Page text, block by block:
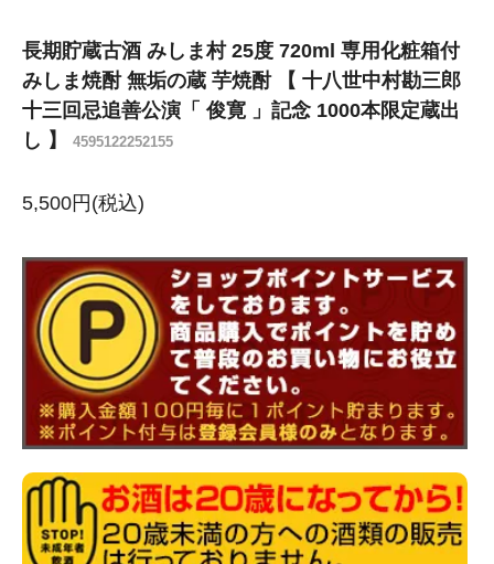
長期貯蔵古酒 みしま村 25度 720ml 専用化粧箱付
みしま焼酎 無垢の蔵 芋焼酎 【 十八世中村勘三郎
十三回忌追善公演「 俊寛 」記念 1000本限定蔵出
し 】
4595122252155
5,500円(税込)